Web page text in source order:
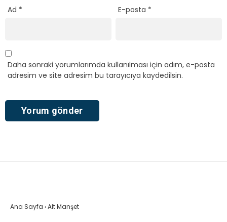
Ad * E-posta *
Daha sonraki yorumlarımda kullanılması için adım, e-posta
adresim ve site adresim bu tarayıcıya kaydedilsin.
Ana Sayfa ›Alt Manşet